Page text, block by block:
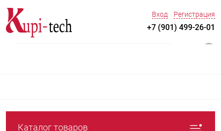
Вход Регистрация
+7 (901) 499-26-01
Каталог товаров